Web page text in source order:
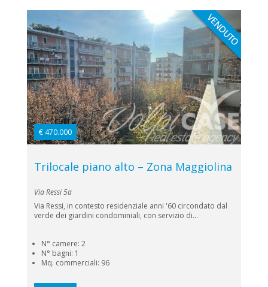
€ 470.000
Trilocale piano alto – Zona Maggiolina
Via Ressi 5a
Via Ressi, in contesto residenziale anni '60 circondato dal
verde dei giardini condominiali, con servizio di...
N° camere: 2
N° bagni: 1
Mq. commerciali: 96